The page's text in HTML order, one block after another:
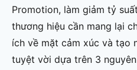
Promotion, làm giảm tỷ
thương hiệu cần mang lại
ích về mặt cảm xúc và tạo
tuyệt vời dựa trên 3